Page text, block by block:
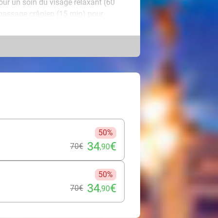
un soin du visage relaxant (60
crânien (15 min) pour
et apaiser le mental, le tout
soin du visage par
reconnexion. Chaque soin est
corps et de vos envies. Faites
et l’esprit serein !
50%
70€ 34,90€
50%
70€ 34,90€